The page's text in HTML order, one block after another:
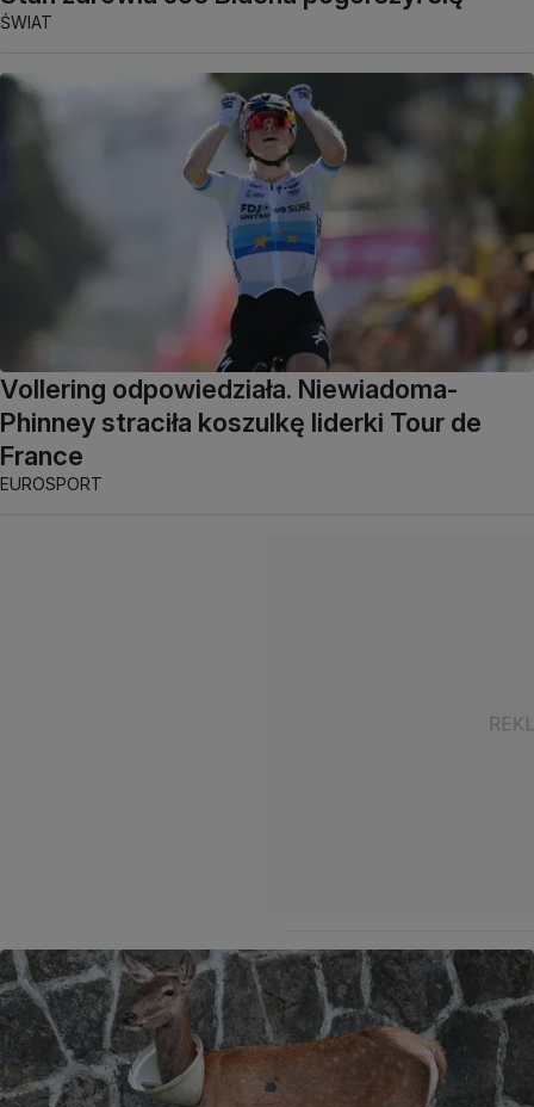
ŚWIAT
Vollering odpowiedziała. Niewiadoma-
Phinney straciła koszulkę liderki Tour de
France
EUROSPORT